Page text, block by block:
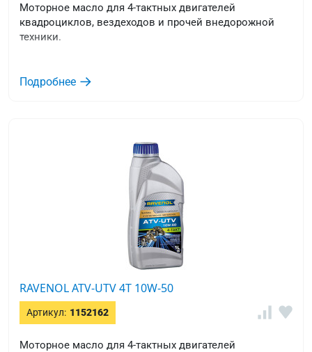
Моторное масло для 4-тактных двигателей
квадроциклов, вездеходов и прочей внедорожной
техники.
Подробнее
RAVENOL ATV-UTV 4T 10W-50
Артикул: 1152162
Моторное масло для 4-тактных двигателей